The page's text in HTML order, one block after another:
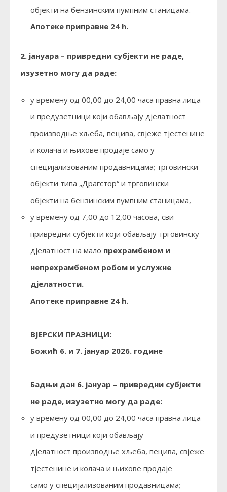
објекти на бензинским пумпним станицама.
Апотеке приправне 24 h.
2. јануара – привредни субјекти не раде,
изузетно могу да раде:
у времену од 00,00 до 24,00 часа правна лица
и предузетници који обављају дјелатност
производње хљеба, пецива, свјеже тјестенине
и колача и њихове продаје само у
специјализованим продавницама; трговински
објекти типа „Драгстор“ и трговински
објекти на бензинским пумпним станицама,
у времену од 7,00 до 12,00 часова, сви
привредни субјекти који обављају трговинску
дјелатност на мало прехрамбеном и
непрехрамбеном робом и услужне
дјелатности.
Апотеке приправне 24 h.
ВЈЕРСКИ ПРАЗНИЦИ:
Божић 6. и 7. јануар 2026. године
Бадњи дан 6. јануар – привредни субјекти
не раде, изузетно могу да раде:
у времену од 00,00 до 24,00 часа правна лица
и предузетници који обављају
дјелатност производње хљеба, пецива, свјеже
тјестенине и колача и њихове продаје
само у специјализованим продавницама;